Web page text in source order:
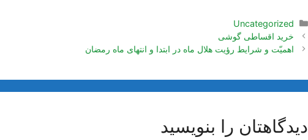
دسته‌ها
Uncategorized
ناوبری
نوشته‌ها
خرید اقساطی گوشی
اهمیّت و شرایط رؤیت هلال ماه در ابتدا و انتهای ماه رمضان
دیدگاهتان را بنویسید